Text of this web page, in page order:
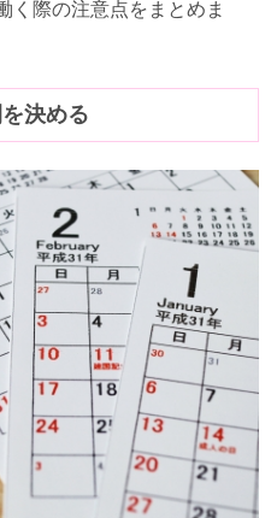
く際の注意点をまとめま
決める